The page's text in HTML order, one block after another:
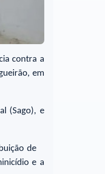
contra a
em
(Sago), e
de
e a